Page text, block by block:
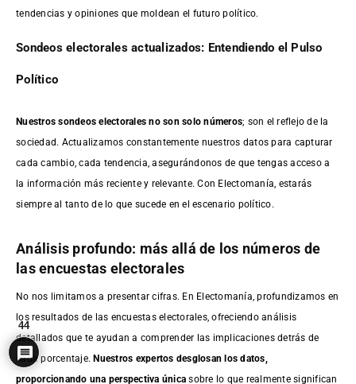
tendencias y opiniones que moldean el futuro político.
Sondeos electorales actualizados: Entendiendo el Pulso
Político
Nuestros sondeos electorales no son solo números; son el reflejo de la
sociedad. Actualizamos constantemente nuestros datos para capturar
cada cambio, cada tendencia, asegurándonos de que tengas acceso a
la información más reciente y relevante. Con Electomanía, estarás
siempre al tanto de lo que sucede en el escenario político.
Análisis profundo: más allá de los números de
las encuestas electorales
No nos limitamos a presentar cifras. En Electomanía, profundizamos en
los resultados de las encuestas electorales, ofreciendo análisis
detallados que te ayudan a comprender las implicaciones detrás de
cada porcentaje. Nuestros expertos desglosan los datos,
proporcionando una perspectiva única sobre lo que realmente significan
44